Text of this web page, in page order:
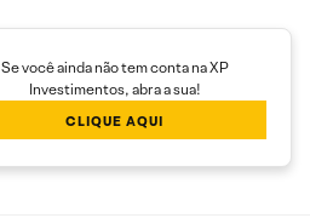
Se você ainda não tem conta na XP
Investimentos, abra a sua!
CLIQUE AQUI